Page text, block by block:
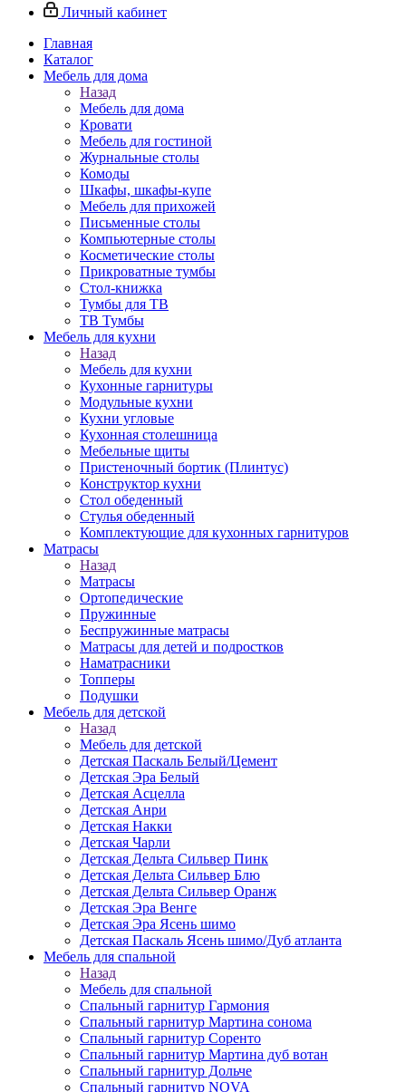
Личный кабинет
Главная
Каталог
Мебель для дома
Назад
Мебель для дома
Кровати
Мебель для гостиной
Журнальные столы
Комоды
Шкафы, шкафы-купе
Мебель для прихожей
Письменные столы
Компьютерные столы
Косметические столы
Прикроватные тумбы
Стол-книжка
Тумбы для ТВ
ТВ Тумбы
Мебель для кухни
Назад
Мебель для кухни
Кухонные гарнитуры
Модульные кухни
Кухни угловые
Кухонная столешница
Мебельные щиты
Пристеночный бортик (Плинтус)
Конструктор кухни
Стол обеденный
Стулья обеденный
Комплектующие для кухонных гарнитуров
Матраcы
Назад
Матраcы
Ортопедические
Пружинные
Беспружинные матрасы
Матрасы для детей и подростков
Наматрасники
Топперы
Подушки
Мебель для детской
Назад
Мебель для детской
Детская Паскаль Белый/Цемент
Детская Эра Белый
Детская Асцелла
Детская Анри
Детская Накки
Детская Чарли
Детская Дельта Сильвер Пинк
Детская Дельта Сильвер Блю
Детская Дельта Сильвер Оранж
Детская Эра Венге
Детская Эра Ясень шимо
Детская Паскаль Ясень шимо/Дуб атланта
Мебель для спальной
Назад
Мебель для спальной
Спальный гарнитур Гармония
Спальный гарнитур Мартина сонома
Спальный гарнитур Соренто
Спальный гарнитур Мартина дуб вотан
Спальный гарнитур Дольче
Спальный гарнитур NOVA